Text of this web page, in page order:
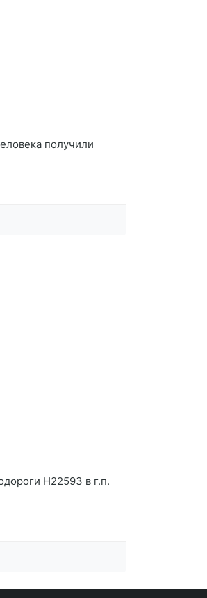
получили
Н22593 в г.п.